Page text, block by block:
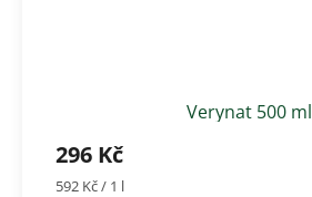
Verynat 500 ml
296 Kč
Měrná
592 Kč / 1 l